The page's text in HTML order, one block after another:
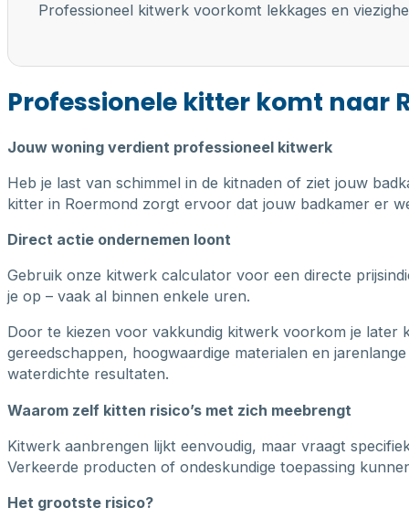
Professioneel kitwerk voorkomt lekkages en
Professionele kitter komt naar
Jouw woning verdient professioneel kitwerk
Heb je last van schimmel in de kitnaden of ziet jouw
kitter in Roermond zorgt ervoor dat jouw badkamer er
Direct actie ondernemen loont
Gebruik onze kitwerk calculator voor een directe
je op – vaak al binnen enkele uren.
Door te kiezen voor vakkundig kitwerk voorkom je later
gereedschappen, hoogwaardige materialen en
waterdichte resultaten.
Waarom zelf kitten risico’s met zich meebrengt
Kitwerk aanbrengen lijkt eenvoudig, maar vraagt
Verkeerde producten of ondeskundige toepassing
Het grootste risico?